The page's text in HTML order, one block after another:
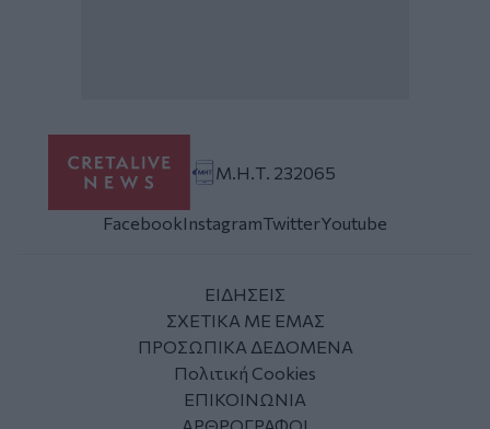
Μ.Η.Τ. 232065
FacebookInstagramTwitterYoutube
ΕΙΔΗΣΕΙΣ
ΣΧΕΤΙΚΑ ΜΕ ΕΜΑΣ
ΠΡΟΣΩΠΙΚΑ ΔΕΔΟΜΕΝΑ
Πολιτική Cookies
ΕΠΙΚΟΙΝΩΝΙΑ